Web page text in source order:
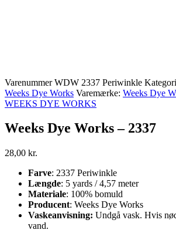
VarenummerWDW 2337 Periwinkle
Weeks Dye Works Varemærke: Weeks Dye
WEEKS DYE WORKS
Weeks Dye Works – 2337
28,00 kr.
Farve: 2337 Periwinkle
Længde: 5 yards / 4,57 meter
Materiale: 100% bomuld
Producent: Weeks Dye Works
Vaskeanvisning: Undgå vask. Hvis
vand.